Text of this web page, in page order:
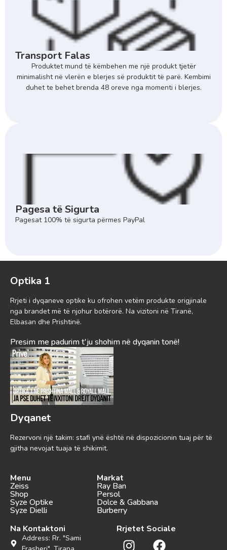
Transport Falas
Produktet mund të këmbehen me një produkt tjetër
minimalisht në vlerën e blerjes së produktit të parë. Kembimi
duhet te behet brenda 48 oreve nga momenti i blerjes.
Pagesa të Sigurta
Pagesat 100% të sigurta përmes PayPal
Optika 1
Rrjeti i dyqaneve optike ku ofrohen vetëm produkte origjinale
nga brandet më të njohur botërorë. Na vizitoni në Tiranë,
Elbasan dhe Prishtinë.
Presim me padurim t'ju shohim në dyqanin tonë!
Dyqanet
Rezervoni një takim: stafi ynë është në dispozicionin tuaj për të
gjitha nevojat tuaja të shikimit.
Menu
Zeiss
Shop
Syze Optike
Syze Dielli
Markat
Ray Ban
Persol
Dolce & Gabbana
Burberry
Na Kontaktoni
Address: Rr. "Sami
Rrjetet Sociale